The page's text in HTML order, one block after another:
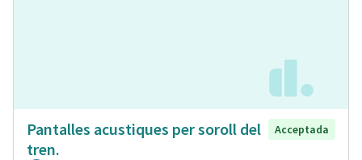
Pantalles acustiques per soroll del
tren.
Acceptada